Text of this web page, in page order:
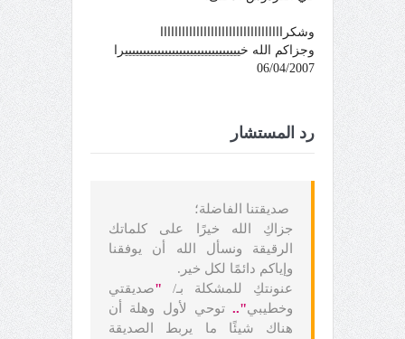
وشكراااااااااااااااااااااااااااااااااا
وجزاكم الله خييييييييييييييييييييييييييييييييرا
06/04/2007
رد المستشار
صديقتنا الفاضلة؛
جزاكِ الله خيرًا على كلماتك
الرقيقة ونسأل الله أن يوفقنا
وإياكم دائمًا لكل خير.
عنونتكِ للمشكلة بـ/ "صديقتي
وخطيبي".. توحي لأول وهلة أن
هناك شيئًا ما يربط الصديقة